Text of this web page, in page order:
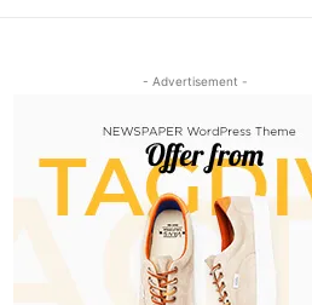
- Advertisement -